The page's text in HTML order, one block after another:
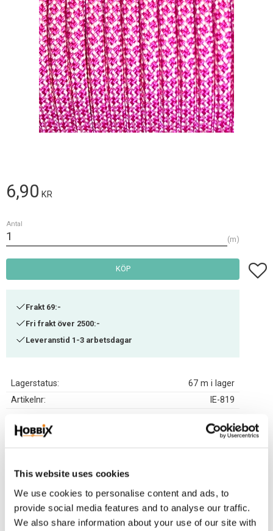
This website uses cookies
We use cookies to personalise content and ads, to
provide social media features and to analyse our traffic.
We also share information about your use of our site with
6,90 KR
Antal
m
KÖP Lägg
Frakt 69:-
Fri frakt över 2500:-
Leveranstid 1-3 arbetsdagar
Lagerstatus
67 m i lager
Artikelnr
IE-819
Paracord tillverkad i USA, 100%nylon . Brottstyrka 550 lbs. 7 innertrådar.
Relaterade produkter